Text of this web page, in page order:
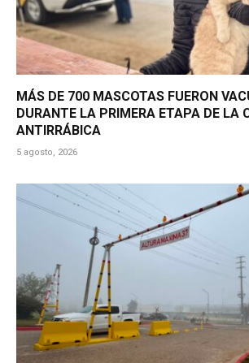
MÁS DE 700 MASCOTAS FUERON
DURANTE LA PRIMERA ETAPA DE LA
ANTIRRÁBICA
5 agosto, 2026